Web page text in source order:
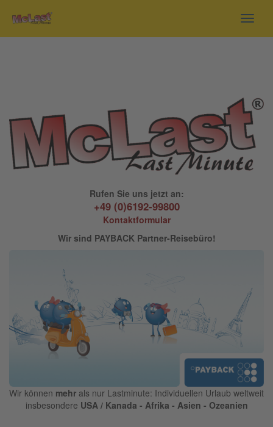
Rufen Sie uns jetzt an:
+49 (0)6192-99800
Kontaktformular
Wir sind PAYBACK Partner-Reisebüro!
Wir können mehr als nur Lastminute: Individuellen Urlaub weltweit
insbesondere USA / Kanada - Afrika - Asien - Ozeanien